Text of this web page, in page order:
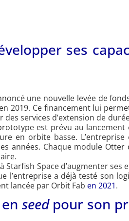
ses
une nouvelle levée de
2019. Ce financement lui
services d’extension de
est prévu au lancement
en orbite basse. L’entreprise
années. Chaque module Otter
Space d’augmenter ses
l’entreprise a déjà testé son
lancée par Orbit Fab en 2021.
seedpour son